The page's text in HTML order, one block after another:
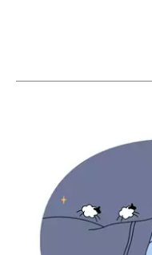
Aktuella artiklar